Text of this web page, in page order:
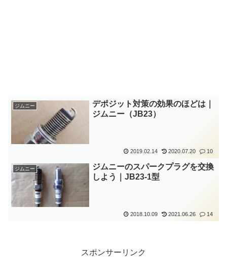
ジムニー
デポジット対策の効果のほどは｜
ジムニー（JB23）
2019.02.14 2020.07.20 10
ジムニー
ジムニーのスパークプラグを交換
しよう｜JB23-1型
2018.10.09 2021.06.26 14
スポンサーリンク